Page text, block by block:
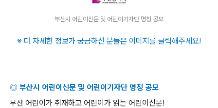
부산시 어린이신문 및 어린이기자단 명칭 공모
※ 더 자세한 정보가 궁금하신 분들은 이미지를 클릭해주세요!
◎ 부산시 어린이신문 및 어린이기자단 명칭 공모
부산 어린이가 취재하고 어린이가 읽는 어린이신문!